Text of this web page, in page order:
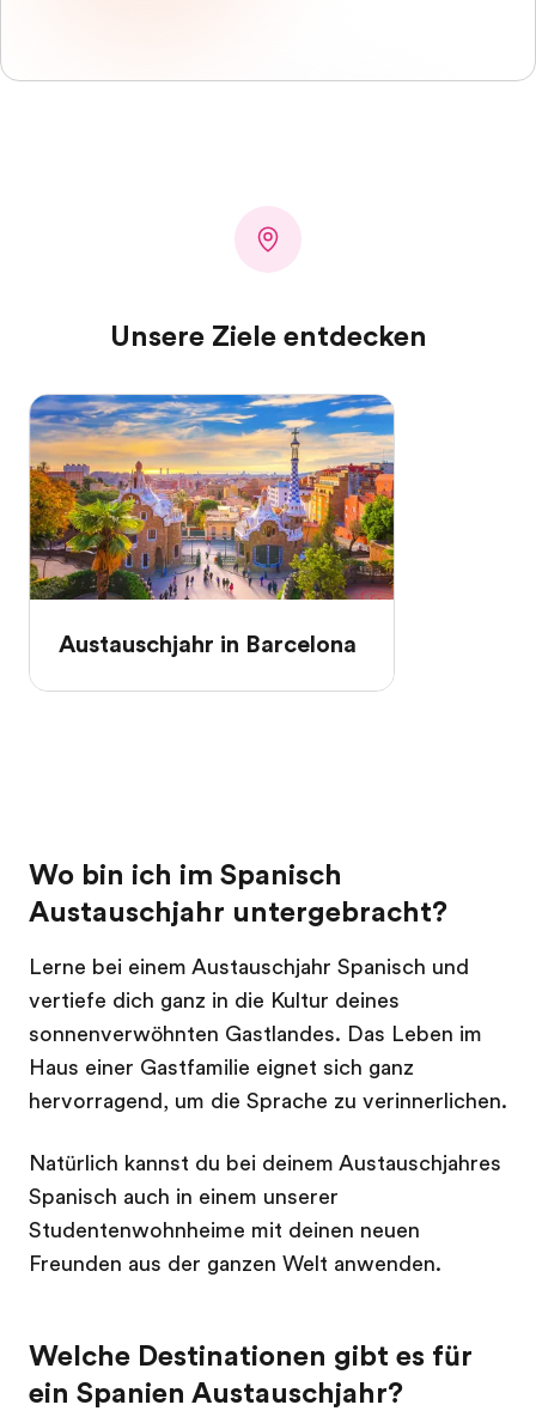
Unsere Ziele entdecken
Austauschjahr in Barcelona
Wo bin ich im Spanisch
Austauschjahr untergebracht?
Lerne bei einem Austauschjahr Spanisch und
vertiefe dich ganz in die Kultur deines
sonnenverwöhnten Gastlandes. Das Leben im
Haus einer Gastfamilie eignet sich ganz
hervorragend, um die Sprache zu verinnerlichen.
Natürlich kannst du bei deinem Austauschjahres
Spanisch auch in einem unserer
Studentenwohnheime mit deinen neuen
Freunden aus der ganzen Welt anwenden.
Welche Destinationen gibt es für
ein Spanien Austauschjahr?